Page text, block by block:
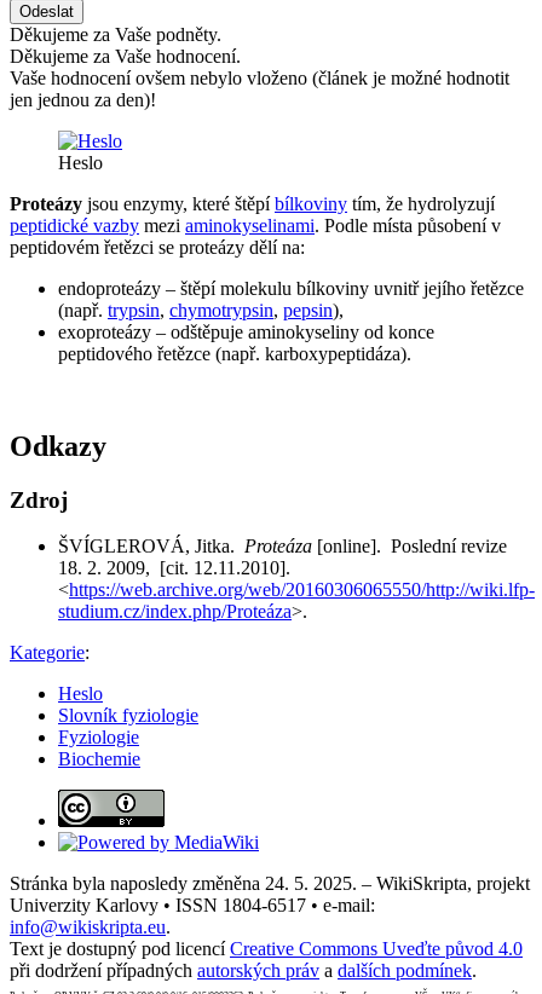
Odeslat
Děkujeme za Vaše podněty.
Děkujeme za Vaše hodnocení.
Vaše hodnocení ovšem nebylo vloženo (článek je možné hodnotit
jen jednou za den)!
Heslo
Proteázy jsou enzymy, které štěpíbílkoviny tím, že hydrolyzují
peptidické vazby mezi aminokyselinami. Podle místa působení v
peptidovém řetězci se proteázy dělí na:
endoproteázy – štěpí molekulu bílkoviny uvnitř jejího řetězce
(např. trypsin, chymotrypsin, pepsin),
exoproteázy – odštěpuje aminokyseliny od konce
peptidového řetězce (např. karboxypeptidáza).
Odkazy
Zdroj
ŠVÍGLEROVÁ, Jitka. Proteáza [online]. Poslední revize
18. 2. 2009, [cit. 12.11.2010].
<https://web.archive.org/web/20160306065550/http://wiki.lfp-
studium.cz/index.php/Proteáza>.
Kategorie:
Heslo
Slovník fyziologie
Fyziologie
Biochemie
Stránka byla naposledy změněna 24. 5. 2025. – WikiSkripta, projekt
Univerzity Karlovy • ISSN 1804-6517 • e-mail:
info@wikiskripta.eu.
Text je dostupný pod licencíCreative Commons Uveďte původ 4.0
při dodržení případných autorských práv a dalších podmínek.